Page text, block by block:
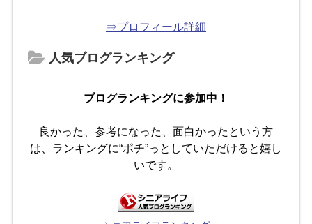
⇒プロフィール詳細
人気ブログランキング
ブログランキングに参加中！
良かった、参考になった、面白かったという方
は、ランキングに“ポチ”っとしていただけると嬉し
いです。